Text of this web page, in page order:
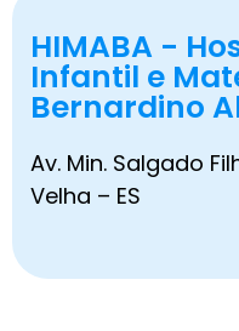
HIMABA -
Infantil e
Bernardino
Av. Min. Salgado
Velha – ES